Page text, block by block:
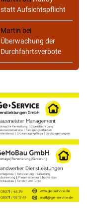
statt Aufsichtspflicht
Martin bei
Überwachung der
Durchfahrtsverbote